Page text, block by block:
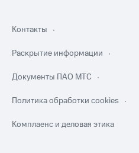
Контакты
Раскрытие информации
Документы ПАО МТС
Политика обработки cookies
Комплаенс и деловая этика